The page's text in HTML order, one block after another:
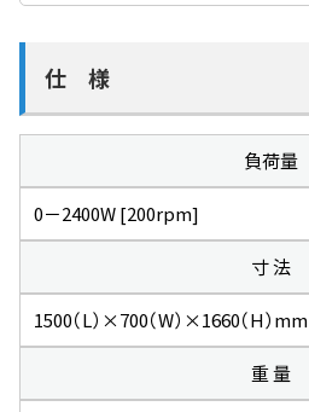
仕 様
負荷量
0－2400W [200rpm]
寸 法
1500（L）×700（W）×1660（H）mm
重 量